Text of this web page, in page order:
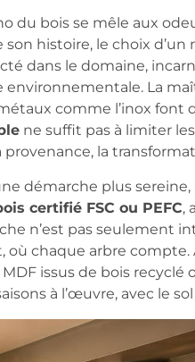
du bois se mêle aux
histoire, le choix
dans le domaine,
La
comme l’inox font
ne suffit pas à limiter
la
démarche plus
certifié FSC ou PEFC,
n’est pas seulement
où chaque arbre compte.
issus de bois recyclé
à l’œuvre, avec le